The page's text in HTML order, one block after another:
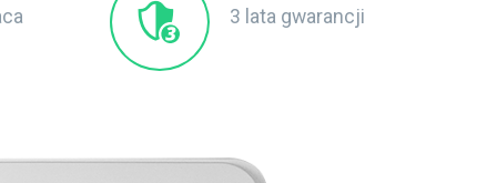
3 lata gwarancji